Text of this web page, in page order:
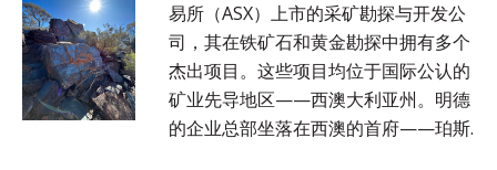
易所（ASX）上市的采矿勘探与开发公
司，其在铁矿石和黄金勘探中拥有多个
杰出项目。这些项目均位于国际公认的
矿业先导地区——西澳大利亚州。明德
的企业总部坐落在西澳的首府——珀斯.